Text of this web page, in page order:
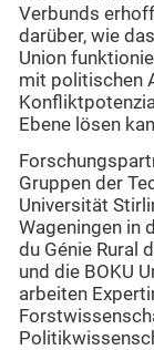
Verbunds
darüber, wie
Union
mit politischen
Ebene lösen
Gruppen der
Universität
Wageningen in
du Génie Rural
und die BOKU
arbeiten